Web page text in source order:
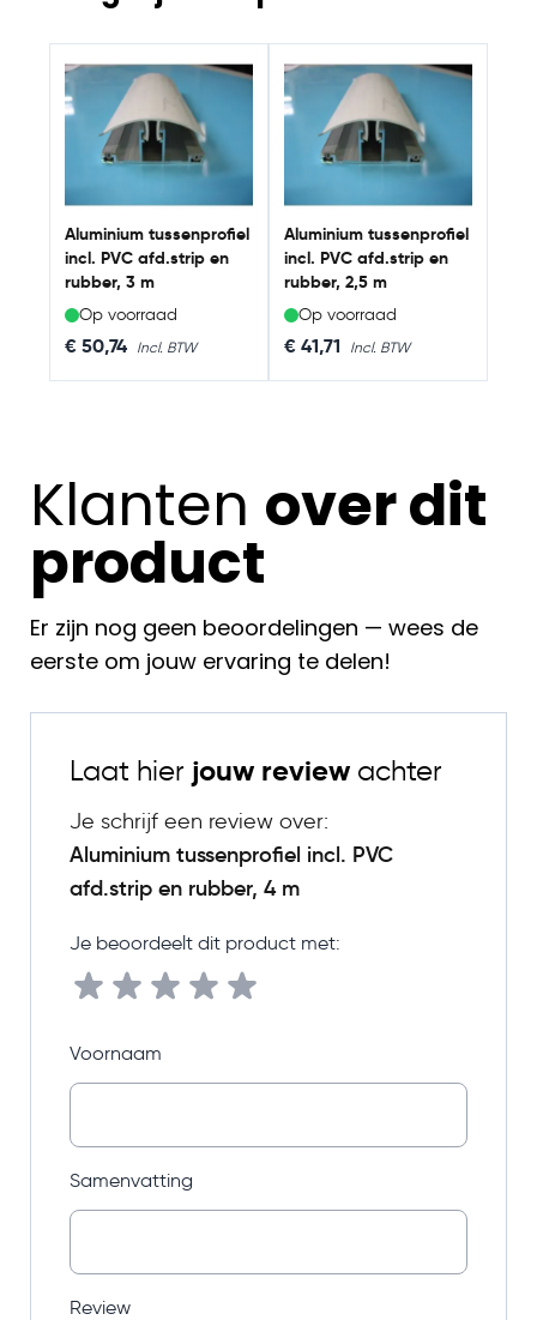
Navigating through the elements of the carousel is
Press to skip carousel
Aluminium tussenprofiel
incl. PVC afd.strip en
rubber, 3 m
Op voorraad
€ 50,74
Aluminium tussenprofiel
incl. PVC afd.strip en
rubber, 2,5 m
Op voorraad
€ 41,71
Klanten over dit
product
Er zijn nog geen beoordelingen — wees de
eerste om jouw ervaring te delen!
Laat hier jouw review achter
Je schrijf een review over:
Aluminium tussenprofiel incl. PVC
afd.strip en rubber, 4 m
Je beoordeelt dit product met:
Voornaam
Samenvatting
Review